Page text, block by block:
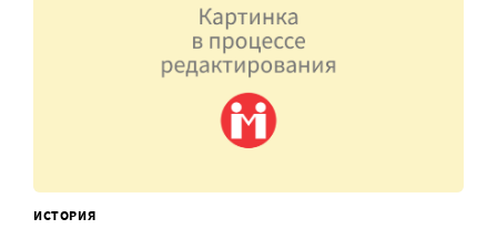
ИСТОРИЯ